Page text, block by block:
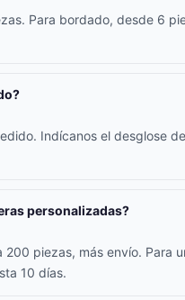
Para bordado, desde 6
Indícanos el desglose
personalizadas?
piezas, más envío. Para
10 días.